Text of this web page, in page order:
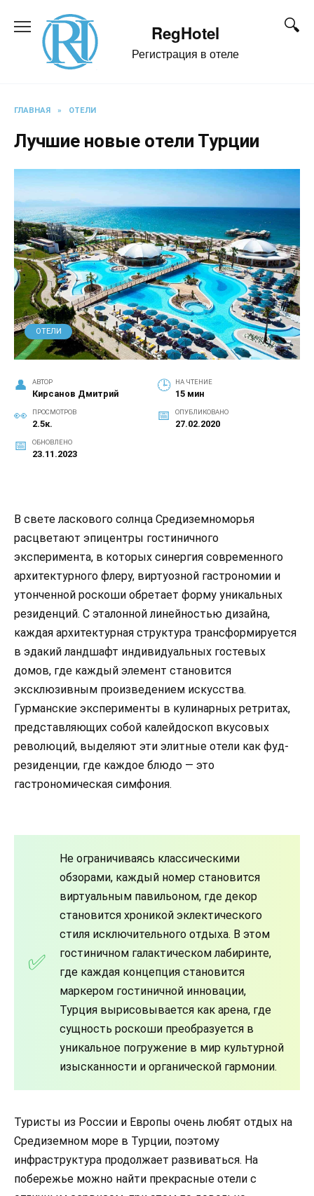
содержанию
RegHotel
Регистрация в отеле
ГЛАВНАЯ » ОТЕЛИ
Лучшие новые отели Турции
ОТЕЛИ
АВТОР
Кирсанов Дмитрий
НА ЧТЕНИЕ
15 мин
ПРОСМОТРОВ
2.5к.
ОПУБЛИКОВАНО
27.02.2020
ОБНОВЛЕНО
23.11.2023
В свете ласкового солнца Средиземноморья
расцветают эпицентры гостиничного
эксперимента, в которых синергия современного
архитектурного флеру, виртуозной гастрономии и
утонченной роскоши обретает форму уникальных
резиденций. С эталонной линейностью дизайна,
каждая архитектурная структура трансформируется
в эдакий ландшафт индивидуальных гостевых
домов, где каждый элемент становится
эксклюзивным произведением искусства.
Гурманские эксперименты в кулинарных ретритах,
представляющих собой калейдоскоп вкусовых
революций, выделяют эти элитные отели как фуд-
резиденции, где каждое блюдо — это
гастрономическая симфония.
Не ограничиваясь классическими
обзорами, каждый номер становится
виртуальным павильоном, где декор
становится хроникой эклектического
стиля исключительного отдыха. В этом
гостиничном галактическом лабиринте,
где каждая концепция становится
маркером гостиничной инновации,
Турция вырисовывается как арена, где
сущность роскоши преобразуется в
уникальное погружение в мир культурной
изысканности и органической гармонии.
Туристы из России и Европы очень любят отдых на
Средиземном море в Турции, поэтому
инфраструктура продолжает развиваться. На
побережье можно найти прекрасные отели с